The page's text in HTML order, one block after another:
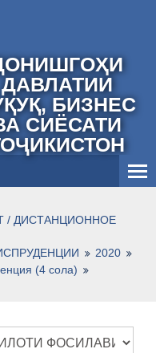
ДАВЛАТИИ
БИЗНЕС
СИЁСАТИ
/ ДИСТАНЦИОННОЕ
2020
(4 сола)